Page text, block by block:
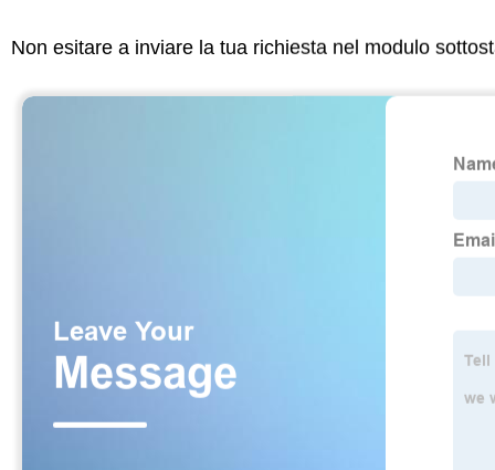
Non esitare a inviare la tua richiesta nel modulo